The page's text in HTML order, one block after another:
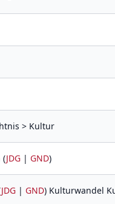
> Kultur
(JDG | GND)
JDG | GND) Kulturwandel